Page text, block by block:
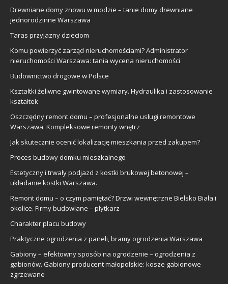
Drewniane domy znowu w modzie – tanie domy drewniane
jednorodzinne Warszawa
Taras przyjazny dzieciom
Komu powierzyć zarząd nieruchomościami? Administrator
nieruchomości Warszawa: tania wycena nieruchomości
Budownictwo drogowe w Polsce
Kształtki żeliwne gwintowane wymiary. Hydraulika i zastosowanie
kształtek
Oszczędny remont domu – profesjonalne usługi remontowe
Warszawa. Kompleksowe remonty wnętrz
Jak skutecznie ocenić lokalizację mieszkania przed zakupem?
Proces budowy domku mieszkalnego
Estetyczny i trwały podjazd z kostki brukowej betonowej –
układanie kostki Warszawa.
Remont domu – o czym pamiętać? Drzwi wewnętrzne Bielsko Biała i
okolice. Firmy budowlane – płytkarz
Charakter placu budowy
Praktyczne ogrodzenia z paneli, bramy ogrodzenia Warszawa
Gabiony – efektowny sposób na ogrodzenie – ogrodzenia z
gabionów. Gabiony producent małopolskie: kosze gabionowe
zgrzewane